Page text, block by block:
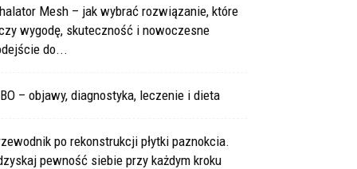
Mesh – jak wybrać rozwiązanie, które
wygodę, skuteczność i nowoczesne
do...
– objawy, diagnostyka, leczenie i dieta
po rekonstrukcji płytki paznokcia.
pewność siebie przy każdym kroku